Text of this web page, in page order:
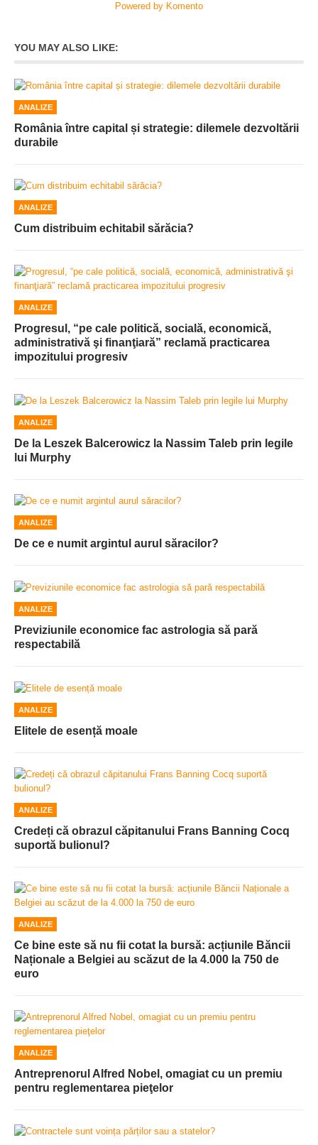
Powered by Komento
YOU MAY ALSO LIKE:
ANALIZE
România între capital și strategie: dilemele dezvoltării
durabile
ANALIZE
Cum distribuim echitabil sărăcia?
ANALIZE
Progresul, “pe cale politică, socială, economică,
administrativă şi finanţiară” reclamă practicarea
impozitului progresiv
ANALIZE
De la Leszek Balcerowicz la Nassim Taleb prin legile
lui Murphy
ANALIZE
De ce e numit argintul aurul săracilor?
ANALIZE
Previziunile economice fac astrologia să pară
respectabilă
ANALIZE
Elitele de esență moale
ANALIZE
Credeți că obrazul căpitanului Frans Banning Cocq
suportă bulionul?
ANALIZE
Ce bine este să nu fii cotat la bursă: acțiunile Băncii
Naționale a Belgiei au scăzut de la 4.000 la 750 de
euro
ANALIZE
Antreprenorul Alfred Nobel, omagiat cu un premiu
pentru reglementarea pieţelor